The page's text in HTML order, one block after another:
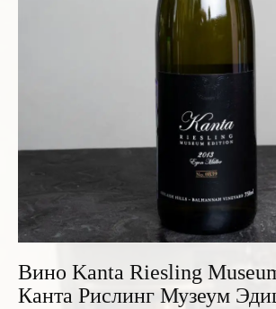
Итальянские вина
Французские вина
Испанские вина
Пиво
Вино Kanta Riesling
Канта Рислинг Музеум